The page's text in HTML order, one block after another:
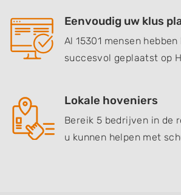
Eenvoudig uw klus
Al 15301 mensen hebben
succesvol geplaatst op
Lokale hoveniers
Bereik 5 bedrijven in de
u kunnen helpen met